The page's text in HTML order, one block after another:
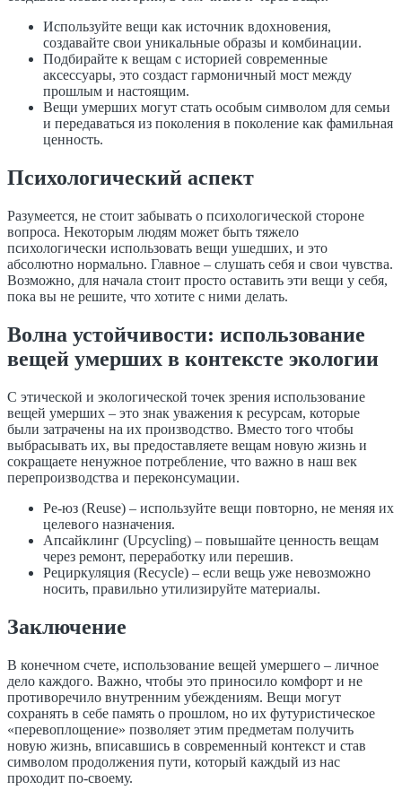
Используйте вещи как источник вдохновения,
создавайте свои уникальные образы и комбинации.
Подбирайте к вещам с историей современные
аксессуары, это создаст гармоничный мост между
прошлым и настоящим.
Вещи умерших могут стать особым символом для семьи
и передаваться из поколения в поколение как фамильная
ценность.
Психологический аспект
Разумеется, не стоит забывать о психологической стороне
вопроса. Некоторым людям может быть тяжело
психологически использовать вещи ушедших, и это
абсолютно нормально. Главное – слушать себя и свои чувства.
Возможно, для начала стоит просто оставить эти вещи у себя,
пока вы не решите, что хотите с ними делать.
Волна устойчивости: использование
вещей умерших в контексте экологии
С этической и экологической точек зрения использование
вещей умерших – это знак уважения к ресурсам, которые
были затрачены на их производство. Вместо того чтобы
выбрасывать их, вы предоставляете вещам новую жизнь и
сокращаете ненужное потребление, что важно в наш век
перепроизводства и переконсумации.
Ре-юз (Reuse) – используйте вещи повторно, не меняя их
целевого назначения.
Апсайклинг (Upcycling) – повышайте ценность вещам
через ремонт, переработку или перешив.
Рециркуляция (Recycle) – если вещь уже невозможно
носить, правильно утилизируйте материалы.
Заключение
В конечном счете, использование вещей умершего – личное
дело каждого. Важно, чтобы это приносило комфорт и не
противоречило внутренним убеждениям. Вещи могут
сохранять в себе память о прошлом, но их футуристическое
«перевоплощение» позволяет этим предметам получить
новую жизнь, вписавшись в современный контекст и став
символом продолжения пути, который каждый из нас
проходит по-своему.